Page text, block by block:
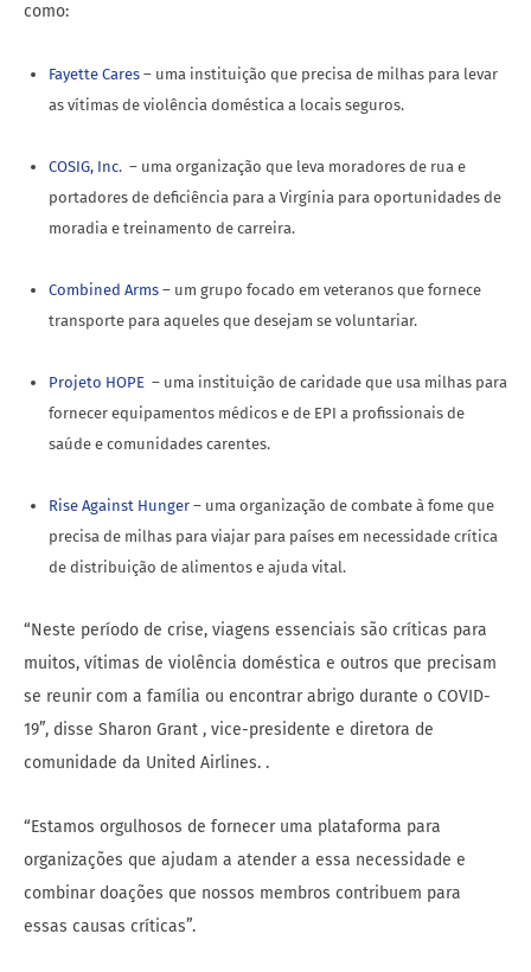
como:
Fayette Cares – uma instituição que precisa de milhas para levar
as vítimas de violência doméstica a locais seguros.
COSIG, Inc. – uma organização que leva moradores de rua e
portadores de deficiência para a Virgínia para oportunidades de
moradia e treinamento de carreira.
Combined Arms – um grupo focado em veteranos que fornece
transporte para aqueles que desejam se voluntariar.
Projeto HOPE – uma instituição de caridade que usa milhas para
fornecer equipamentos médicos e de EPI a profissionais de
saúde e comunidades carentes.
Rise Against Hunger – uma organização de combate à fome que
precisa de milhas para viajar para países em necessidade crítica
de distribuição de alimentos e ajuda vital.
“Neste período de crise, viagens essenciais são críticas para
muitos, vítimas de violência doméstica e outros que precisam
se reunir com a família ou encontrar abrigo durante o COVID-
19”, disse Sharon Grant , vice-presidente e diretora de
comunidade da United Airlines. .
“Estamos orgulhosos de fornecer uma plataforma para
organizações que ajudam a atender a essa necessidade e
combinar doações que nossos membros contribuem para
essas causas críticas”.